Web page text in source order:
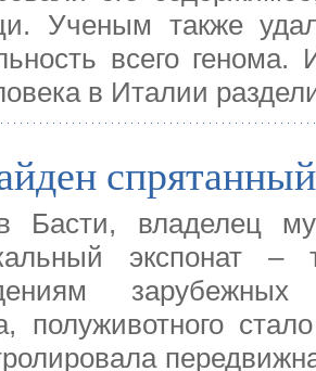
Ученым также
всего
в Италии
спрятанный
Басти, владелец
экспонат –
полуживотного